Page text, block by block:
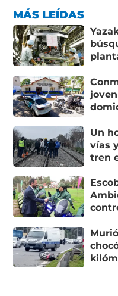
MÁS LEÍDAS
Un
vías
tren